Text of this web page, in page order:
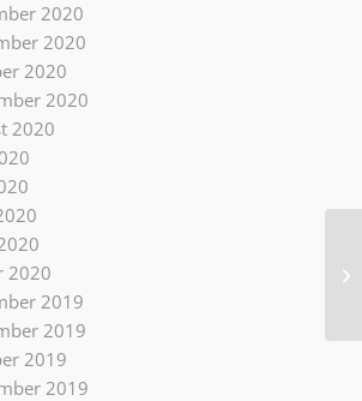
2020
2020
2020
2020
2020
2020
2019
2019
2019
2019